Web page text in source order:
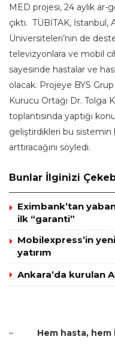
MED projesi, 24 aylık ar-
çıktı. TÜBİTAK,
Üniversiteleri’nin de
televizyonlara ve mobil
sayesinde hastalar ve
olacak. Projeye BYS
Kurucu Ortağı Dr. Tolga
toplantısında yaptığı
geliştirdikleri bu sistemin
arttıracağını söyledi.
Bunlar İlginizi
Eximbank’tan
ilk “garanti”
Mobilexpress’in
yatırım
Ankara’da kurulan
– Hem hasta, hem